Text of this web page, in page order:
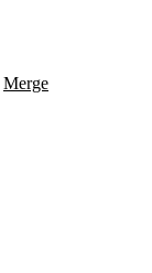
Merge